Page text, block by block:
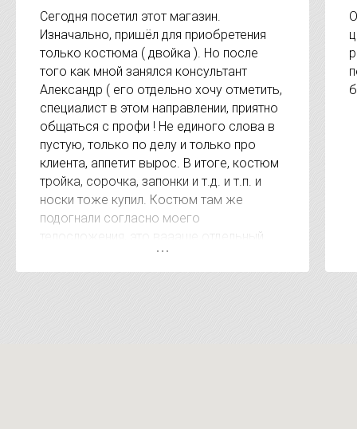
Сегодня посетил этот магазин.
Изначально, пришёл для приобретения
только костюма ( двойка ). Но после
того как мной занялся консультант
Александр ( его отдельно хочу отметить,
специалист в этом направлении, приятно
общаться с профи ! Не единого слова в
пустую, только по делу и только про
клиента, аппетит вырос. В итоге, костюм
тройка, сорочка, запонки и т.д. и т.п. и
носки тоже купил. Костюм там же
подогнали согласно моего
телосложения, это ваааще отдельный
респект. А когда сказали сумму за
покупку был приятно удивлён, очень